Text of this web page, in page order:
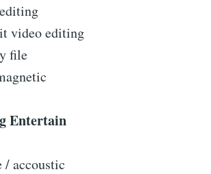
video editing
file
Entertain
/ accoustic